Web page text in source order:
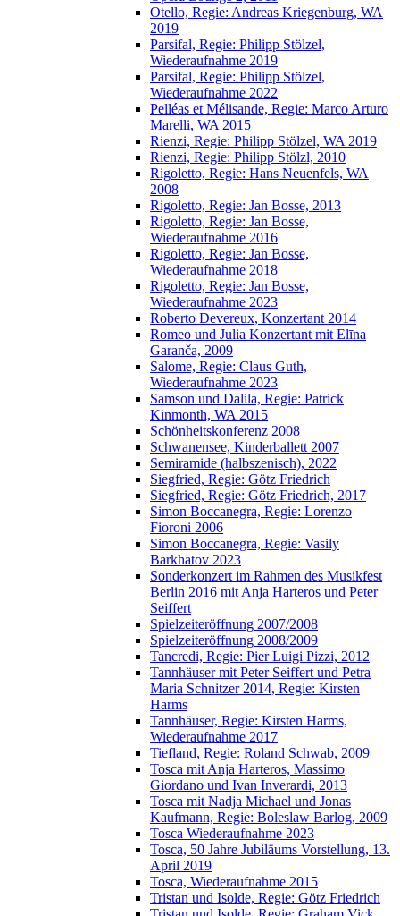
Otello, Regie: Andreas Kriegenburg, WA
2019
Parsifal, Regie: Philipp Stölzel,
Wiederaufnahme 2019
Parsifal, Regie: Philipp Stölzel,
Wiederaufnahme 2022
Pelléas et Mélisande, Regie: Marco Arturo
Marelli, WA 2015
Rienzi, Regie: Philipp Stölzel, WA 2019
Rienzi, Regie: Philipp Stölzl, 2010
Rigoletto, Regie: Hans Neuenfels, WA
2008
Rigoletto, Regie: Jan Bosse, 2013
Rigoletto, Regie: Jan Bosse,
Wiederaufnahme 2016
Rigoletto, Regie: Jan Bosse,
Wiederaufnahme 2018
Rigoletto, Regie: Jan Bosse,
Wiederaufnahme 2023
Roberto Devereux, Konzertant 2014
Romeo und Julia Konzertant mit Elīna
Garanča, 2009
Salome, Regie: Claus Guth,
Wiederaufnahme 2023
Samson und Dalila, Regie: Patrick
Kinmonth, WA 2015
Schönheitskonferenz 2008
Schwanensee, Kinderballett 2007
Semiramide (halbszenisch), 2022
Siegfried, Regie: Götz Friedrich
Siegfried, Regie: Götz Friedrich, 2017
Simon Boccanegra, Regie: Lorenzo
Fioroni 2006
Simon Boccanegra, Regie: Vasily
Barkhatov 2023
Sonderkonzert im Rahmen des Musikfest
Berlin 2016 mit Anja Harteros und Peter
Seiffert
Spielzeiteröffnung 2007/2008
Spielzeiteröffnung 2008/2009
Tancredi, Regie: Pier Luigi Pizzi, 2012
Tannhäuser mit Peter Seiffert und Petra
Maria Schnitzer 2014, Regie: Kirsten
Harms
Tannhäuser, Regie: Kirsten Harms,
Wiederaufnahme 2017
Tiefland, Regie: Roland Schwab, 2009
Tosca mit Anja Harteros, Massimo
Giordano und Ivan Inverardi, 2013
Tosca mit Nadja Michael und Jonas
Kaufmann, Regie: Boleslaw Barlog, 2009
Tosca Wiederaufnahme 2023
Tosca, 50 Jahre Jubiläums Vorstellung, 13.
April 2019
Tosca, Wiederaufnahme 2015
Tristan und Isolde, Regie: Götz Friedrich